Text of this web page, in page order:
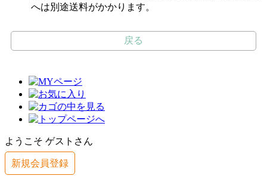
へは別途送料がかかります。
戻る
ようこそ ゲストさん
新規会員登録